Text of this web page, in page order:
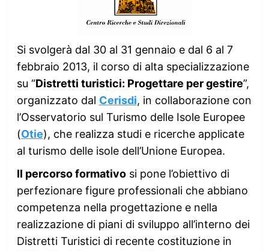
Si svolgerà dal 30 al 31 gennaio e dal 6 al 7
febbraio 2013, il corso di alta specializzazione
su “Distretti turistici: Progettare per gestire”,
organizzato dal Cerisdi, in collaborazione con
l’Osservatorio sul Turismo delle Isole Europee
(Otie), che realizza studi e ricerche applicate
al turismo delle isole dell’Unione Europea.
Il percorso formativosi pone l’obiettivo di
perfezionare figure professionali che abbiano
competenza nella progettazione e nella
realizzazione di piani di sviluppo all’interno dei
Distretti Turistici di recente costituzione in